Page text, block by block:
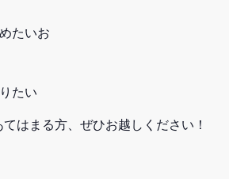
たいお
たい
はまる方、ぜひお越しください！